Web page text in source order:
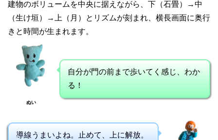
建物のボリュームを中央に据えながら、下（石畳）→中
（生け垣）→上（月）とリズムが刻まれ、横長画面に奥行
きと時間が生まれます。
ぬい
自分が門の前まで歩いてく感じ、わか
る！
導線うまいよね。止めて、上に解放。